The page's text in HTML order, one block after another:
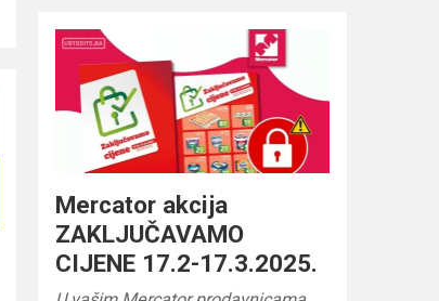
Mercator akcija
ZAKLJUČAVAMO
CIJENE 17.2-17.3.2025.